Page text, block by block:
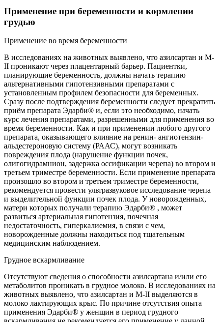
Применение при беременности и кормлении
грудью
Применение во время беременности
В исследованиях на животных выявлено, что азилсартан и M-
II проникают через плацентарный барьер. Пациентки,
планирующие беременность, должны начать терапию
альтернативными гипотензивными препаратами с
установленным профилем безопасности для беременных.
Сразу после подтверждения беременности следует прекратить
приём препарата Эдарби® и, если это необходимо, начать
курс лечения препаратами, разрешенными для применения во
время беременности. Как и при применении любого другого
препарата, оказывающего влияние на ренин- ангиотензин-
альдестероновую систему (РААС), могут возникать
повреждения плода (нарушение функции почек,
олигогидрамнион, задержка оссификации черепа) во втором и
третьем триместре беременности. Если применение препарата
произошло во втором и третьем триместре беременности,
рекомендуется провести ультразвуковое исследование черепа
и выделительной функции почек плода. У новорожденных,
матери которых получали терапию Эдарби® , может
развиться артериальная гипотензия, почечная
недостаточность, гиперкалиемия, в связи с чем,
новорожденные должны находиться под тщательным
медицинским наблюдением.
Грудное вскармливание
Отсутствуют сведения о способности азилсартана и/или его
метаболитов проникать в грудное молоко. В исследованиях на
животных выявлено, что азилсартан и M-II выделяются в
молоко лактирующих крыс. По причине отсутствия опыта
применения Эдарби® у женщин в период грудного